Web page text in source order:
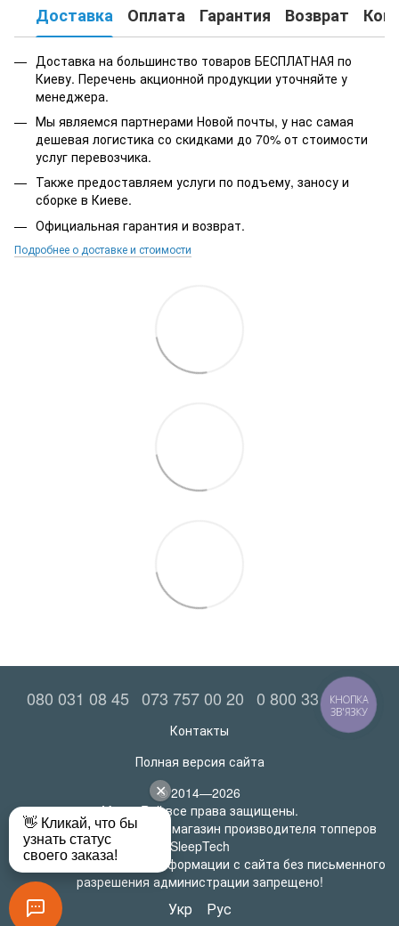
Доставка Оплата Гарантия Возврат
Доставка на большинство товаров БЕСПЛАТНАЯ по
Киеву. Перечень акционной продукции уточняйте у
менеджера.
Мы являемся партнерами Новой почты, у нас самая
дешевая логистика со скидками до 70% от стоимости
услуг перевозчика.
Также предоставляем услуги по подъему, заносу и
сборке в Киеве.
Официальная гарантия и возврат.
Подробнее о доставке и стоимости
080 031 08 45 073 757 00 20 0 800 33 52 06
Контакты
Полная версия сайта
© 2014—2026
MatrasRoll все права защищены.
Официальный интернет-магазин производителя топперов
SleepTech
Любое использование информации с сайта без письменного
разрешения администрации запрещено!
Укр Рус
КНОПКА
ЗВ'ЯЗКУ